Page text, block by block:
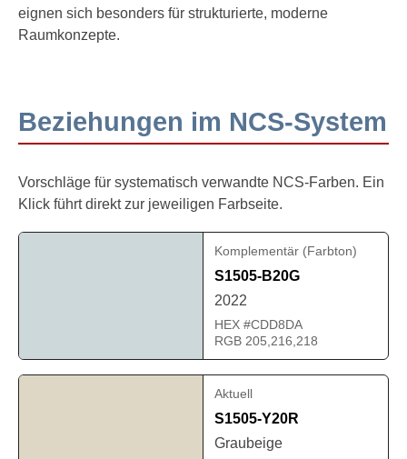
eignen sich besonders für strukturierte, moderne
Raumkonzepte.
Beziehungen im NCS-System
Vorschläge für systematisch verwandte NCS-Farben. Ein
Klick führt direkt zur jeweiligen Farbseite.
Komplementär (Farbton)
S1505-B20G
2022
HEX #CDD8DA
RGB 205,216,218
Aktuell
S1505-Y20R
Graubeige